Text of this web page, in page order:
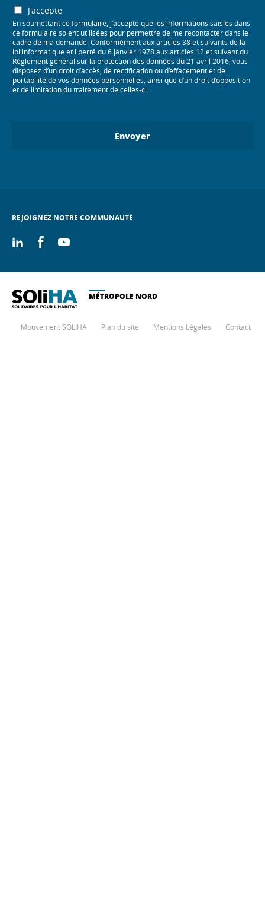
REJOIGNEZ NOTRE COMMUNAUTÉ
On
linkedin
On
facebook
On
J'accepte
En soumettant ce formulaire, j’accepte que les informations saisies dans
ce formulaire soient utilisées pour permettre de me recontacter dans le
cadre de ma demande. Conformément aux articles 38 et suivants de la
loi informatique et liberté du 6 janvier 1978 aux articles 12 et suivant du
Règlement général sur la protection des données du 21 avril 2016, vous
disposez d’un droit d’accès, de rectification ou d’effacement et de
portabilité de vos données personnelles, ainsi que d’un droit d’opposition
et de limitation du traitement de celles-ci.
Envoyer
MÉTROPOLE NORD
Mouvement SOLIHA Plan du site Mentions Légales Contact